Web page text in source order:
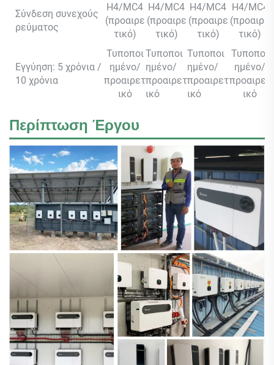
Σύνδεση συνεχούς
ρεύματος
H4/MC4
(προαιρε
τικό)
H4/MC4
(προαιρε
τικό)
H4/MC4
(προαιρε
τικό)
H4/MC4
(προαιρε
τικό)
Εγγύηση: 5 χρόνια /
10 χρόνια
Τυποποι
ημένο/
προαιρετ
ικό
Τυποποι
ημένο/
προαιρετ
ικό
Τυποποι
ημένο/
προαιρετ
ικό
Τυποποι
ημένο/
προαιρετ
ικό
Περίπτωση Έργου